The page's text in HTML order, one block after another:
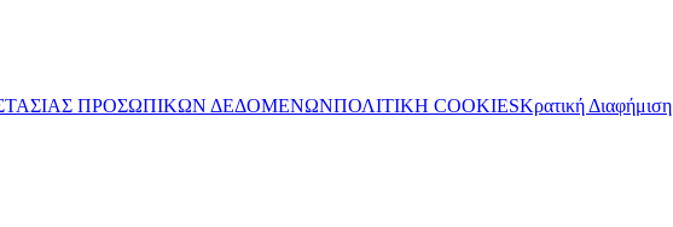
ΠΡΟΣΩΠΙΚΩΝ ΔΕΔΟΜΕΝΩΝΠΟΛΙΤΙΚΗ COOKIESΚρατική Διαφήμιση